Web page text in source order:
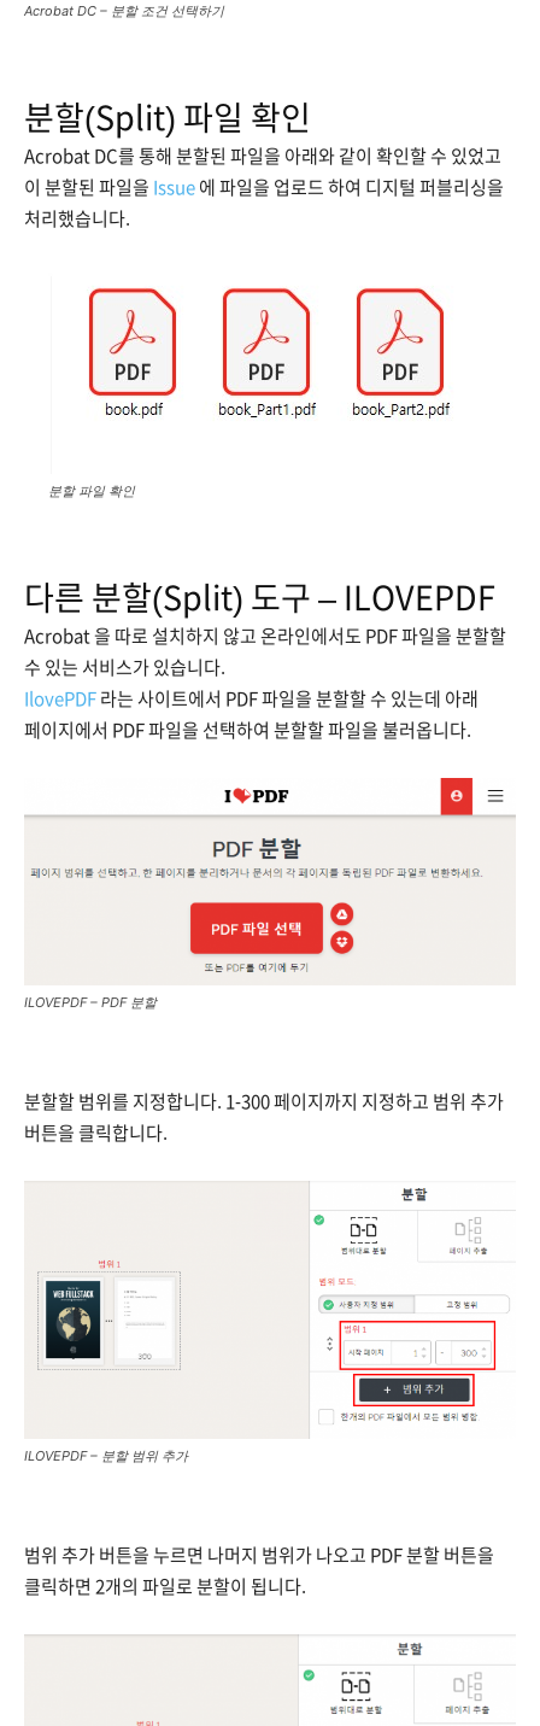
Acrobat DC – 분할 조건 선택하기
분할(Split) 파일 확인
Acrobat DC를 통해 분할된 파일을 아래와 같이 확인할 수 있었고
이 분할된 파일을 Issue 에 파일을 업로드 하여 디지털 퍼블리싱을
처리했습니다.
분할 파일 확인
다른 분할(Split) 도구 – ILOVEPDF
Acrobat 을 따로 설치하지 않고 온라인에서도 PDF 파일을 분할할
수 있는 서비스가 있습니다.
IlovePDF 라는 사이트에서 PDF 파일을 분할할 수 있는데 아래
페이지에서 PDF 파일을 선택하여 분할할 파일을 불러옵니다.
ILOVEPDF– PDF 분할
분할할 범위를 지정합니다. 1-300 페이지까지 지정하고 범위 추가
버튼을 클릭합니다.
ILOVEPDF – 분할 범위추가
범위 추가 버튼을 누르면 나머지 범위가 나오고 PDF 분할 버튼을
클릭하면 2개의 파일로 분할이 됩니다.